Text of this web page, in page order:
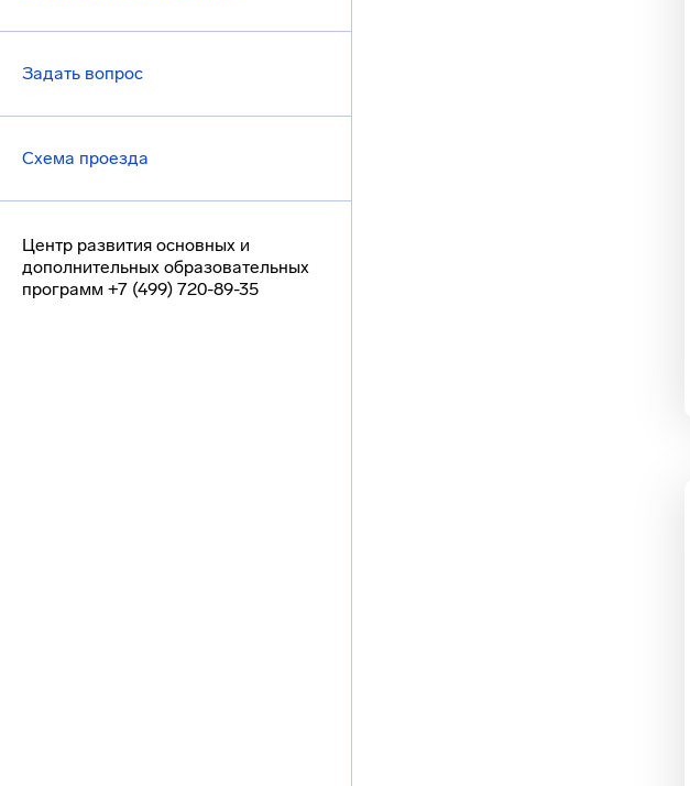
Задать вопрос
Схема проезда
Центр развития основных и
дополнительных образовательных
программ +7 (499) 720-89-35